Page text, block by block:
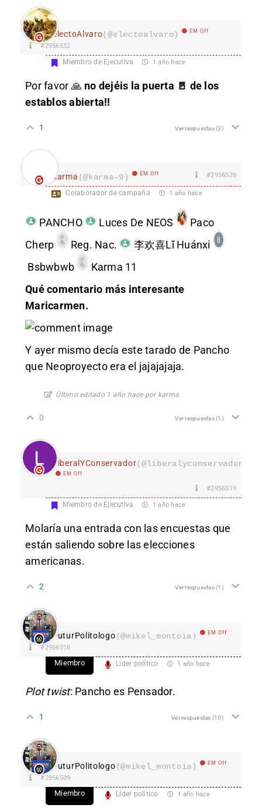
electoAlvaro(@electoalvaro) EM Off
#2956532
Miembro de Ejecutiva 1 año hace
Por favor 🙏 no dejéis la puerta 🚪 de los
establos abierta!!
1 Ver respuestas(3)
karma (@karma-9) EM Off #2956528
Colaborador de campaña 1 año hace
PANCHO Luces De NEOS
Paco
Cherp
Reg. Nac.
李欢喜Lǐ Huánxi
Bsbwbwb
Karma 11
Qué comentario más interesante
Maricarmen.
Y ayer mismo decía este tarado de Pancho
que Neoproyecto era el jajajajaja.
Último editado 1 año hace por karma
0 Ver respuestas(1)
LiberalYConservador
EM Off
#2956519
Miembro de Ejecutiva 1 año hace
Molaría una entrada con las encuestas que
están saliendo sobre las elecciones
americanas.
2 Ver respuestas(1)
FuturPolitologo(@mikel_montoia) EM Off
#2956518
Miembro Líder político 1 año hace
Plot twist: Pancho es Pensador.
1 Ver respuestas (10)
FuturPolitologo(@mikel_montoia) EM Off
#2956509
Miembro Líder político 1 año hace